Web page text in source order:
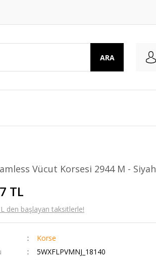
ARA
Vücut Korsesi 2944 M - Siyah
TL
den başlayan taksitlerle!
Korse
5WXFLPVMNJ_18140